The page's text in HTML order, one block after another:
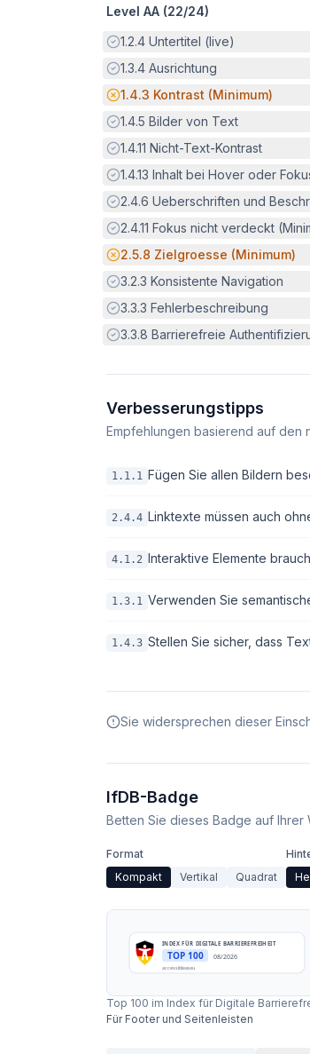
Level AA (22/24)
Erfüllt:
1.2.4 Untertitel (live)
Erfüllt:
1.3.4 Ausrichtung
Potenzielle Barriere:
1.4.3 Kontrast (Minimum)
Erfüllt:
1.4.5 Bilder von Text
Erfüllt:
1.4.11 Nicht-Text-Kontrast
Erfüllt:
1.4.13 Inhalt bei Hover oder
Erfüllt:
2.4.6 Ueberschriften und
Erfüllt:
2.4.11 Fokus nicht verdeckt
Potenzielle Barriere:
2.5.8 Zielgroesse (Minimum)
Erfüllt:
3.2.3 Konsistente Navigation
Erfüllt:
3.3.3 Fehlerbeschreibung
Erfüllt:
3.3.8 Barrierefreie
Verbesserungstipps
Empfehlungen basierend auf den
1.1.1 Fügen Sie allen Bildern
2.4.4 Linktexte müssen auch
4.1.2 Interaktive Elemente
1.3.1 Verwenden Sie
1.4.3 Stellen Sie sicher, dass
Sie widersprechen dieser
IfDB-Badge
Betten Sie dieses Badge auf
Format
Kompakt
Vertikal Quadrat
INDEX FÜR DIGITALE BARRIEREFREIHEIT
TOP 100 08/2026
accessibleai.eu
Top 100 im Index für Digitale
Für Footer und Seitenleisten